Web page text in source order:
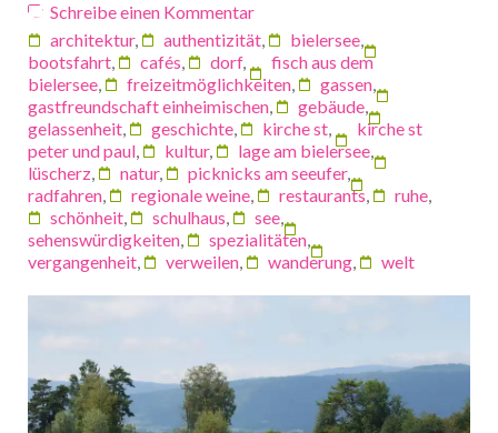
Schreibe einen Kommentar
architektur, authentizität, bielersee,
bootsfahrt, cafés, dorf,
fisch aus dem
bielersee, freizeitmöglichkeiten, gassen,
gastfreundschaft einheimischen, gebäude,
gelassenheit, geschichte, kirche st,
kirche st
peter und paul, kultur, lage am bielersee,
lüscherz, natur, picknicks am seeufer,
radfahren, regionale weine, restaurants, ruhe,
schönheit, schulhaus, see,
sehenswürdigkeiten, spezialitäten,
vergangenheit, verweilen, wanderung, welt